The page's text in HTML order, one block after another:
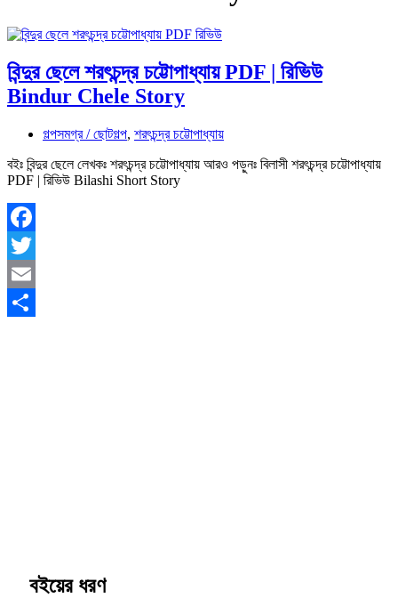
বিন্দুর ছেলে শরৎচন্দ্র চট্টোপাধ্যায় PDF | রিভিউ
Bindur Chele Story
গল্পসমগ্র / ছোটগল্প, শরৎচন্দ্র চট্টোপাধ্যায়
বইঃ বিন্দুর ছেলে লেখকঃ শরৎচন্দ্র চট্টোপাধ্যায় আরও পড়ুনঃ বিলাসী শরৎচন্দ্র চট্টোপাধ্যায়
PDF | রিভিউ Bilashi Short Story
Facebook
Twitter
Email
বইয়ের ধরণ